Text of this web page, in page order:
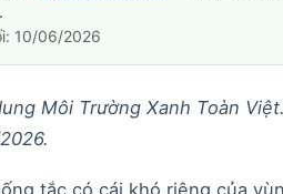
10/06/2026
Môi Trường Xanh Toàn
tắc có cái khó riêng của